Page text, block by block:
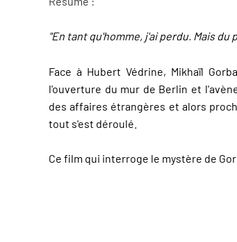
"En tant qu'homme, j'ai perdu. Mais
Face à Hubert Védrine, Mikhaïl
l'ouverture du mur de Berlin et
des affaires étrangères et alors
tout s'est déroulé.
Ce film qui interroge le mystère de